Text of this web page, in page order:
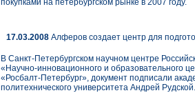
покупками на петербургском рынке в 2007 году.
17.03.2008 Алферов создает центр для
В Санкт-Петербургском научном центре
«Научно-инновационного и образовательного
«Росбалт-Петербург», документ подписали
политехнического университета Андрей Рудской.